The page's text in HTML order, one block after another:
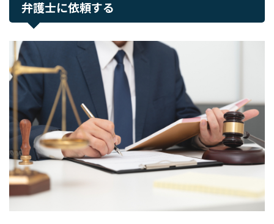
弁護士に依頼する